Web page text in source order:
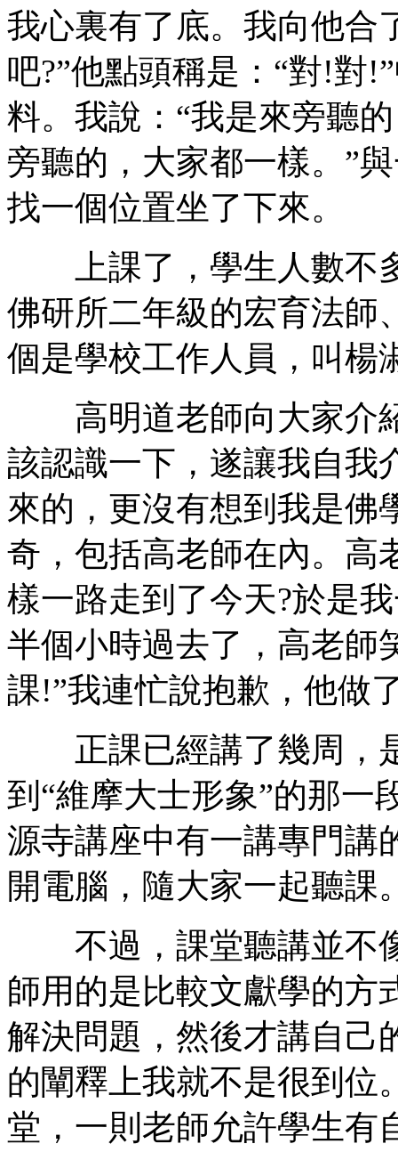
我心裏有了底。我向他合
吧?”他點頭稱是：“對!對
料。我說：“我是來旁聽
旁聽的，大家都一樣。”
找一個位置坐了下來。
上課了，學生人數不
佛研所二年級的宏育法師
個是學校工作人員，叫楊
高明道老師向大家介
該認識一下，遂讓我自我
來的，更沒有想到我是佛
奇，包括高老師在內。高
樣一路走到了今天?於是
半個小時過去了，高老師
課!”我連忙說抱歉，他做
正課已經講了幾周，
到“維摩大士形象”的那一
源寺講座中有一講專門講
開電腦，隨大家一起聽課
不過，課堂聽講並不
師用的是比較文獻學的方
解決問題，然後才講自己
的闡釋上我就不是很到位
堂，一則老師允許學生有